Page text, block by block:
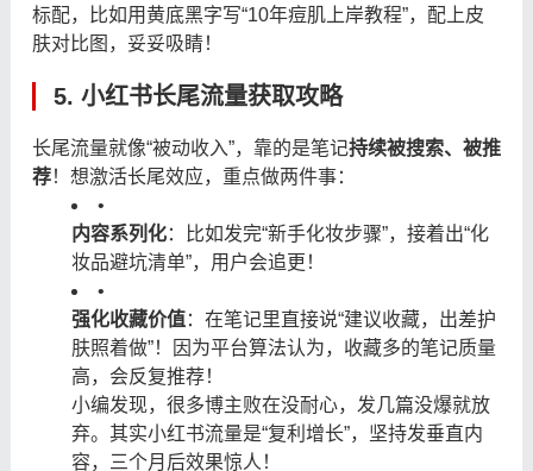
标配，比如用黄底黑字写“10年痘肌上岸教程”，配上皮
肤对比图，妥妥吸睛！
5. 小红书长尾流量获取攻略
长尾流量就像“被动收入”，靠的是笔记持续被搜索、被推
荐！想激活长尾效应，重点做两件事：
•
内容系列化：比如发完“新手化妆步骤”，接着出“化
妆品避坑清单”，用户会追更！
•
强化收藏价值：在笔记里直接说“建议收藏，出差护
肤照着做”！因为平台算法认为，收藏多的笔记质量
高，会反复推荐！
小编发现，很多博主败在没耐心，发几篇没爆就放
弃。其实小红书流量是“复利增长”，坚持发垂直内
容，三个月后效果惊人！